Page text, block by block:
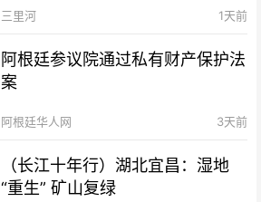
三里河 1天前
阿根廷参议院通过私有财产保护法
案
阿根廷华人网 3天前
（长江十年行）湖北宜昌：湿地
“重生” 矿山复绿